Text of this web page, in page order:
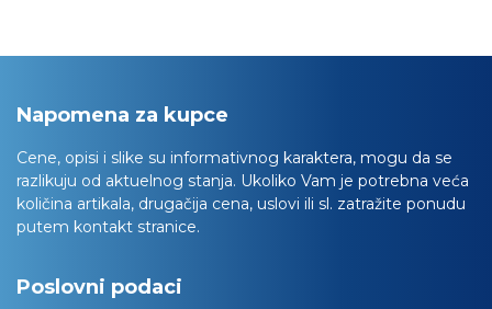
Napomena za kupce
Cene, opisi i slike su informativnog karaktera, mogu da se
razlikuju od aktuelnog stanja. Ukoliko Vam je potrebna veća
količina artikala, drugačija cena, uslovi ili sl. zatražite ponudu
putem kontakt stranice.
Poslovni podaci